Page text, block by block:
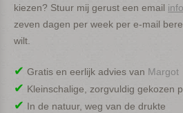
kiezen? Stuur mij gerust een email
zeven dagen per week per e-mail
wilt.
✔︎ Gratis en eerlijk advies van Margot
✔︎ Kleinschalige, zorgvuldig gekozen
✔︎ In de natuur, weg van de drukte